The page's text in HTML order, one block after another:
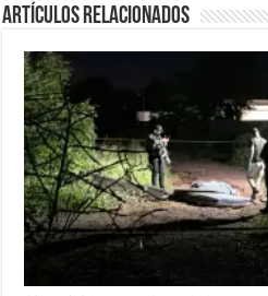
Artículos relacionados